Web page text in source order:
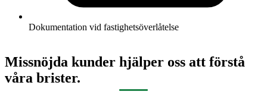
Dokumentation vid fastighetsöverlåtelse
Missnöjda kunder hjälper oss att förstå
våra brister.